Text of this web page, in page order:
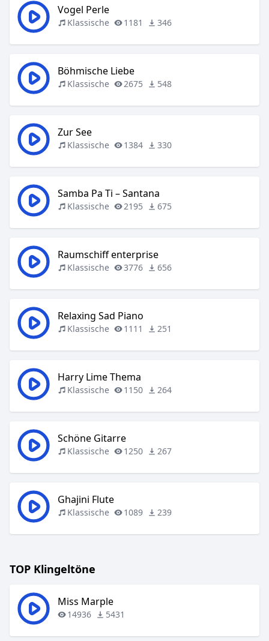
Vogel Perle
Klassische 1181 346
Böhmische Liebe
Klassische 2675 548
Zur See
Klassische 1384 330
Samba Pa Ti – Santana
Klassische 2195 675
Raumschiff enterprise
Klassische 3776 656
Relaxing Sad Piano
Klassische 1111 251
Harry Lime Thema
Klassische 1150 264
Schöne Gitarre
Klassische 1250 267
Ghajini Flute
Klassische 1089 239
TOP Klingeltöne
Miss Marple
14936 5431